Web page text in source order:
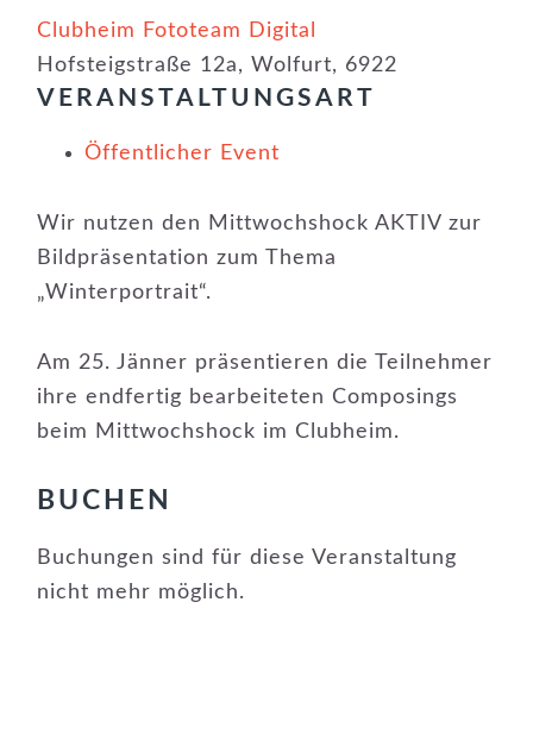
Clubheim Fototeam Digital
Hofsteigstraße 12a, Wolfurt, 6922
VERANSTALTUNGSART
Öffentlicher Event
Wir nutzen den Mittwochshock AKTIV zur
Bildpräsentation zum Thema
„Winterportrait“.
Am 25. Jänner präsentieren die Teilnehmer
ihre endfertig bearbeiteten Composings
beim Mittwochshock im Clubheim.
BUCHEN
Buchungen sind für diese Veranstaltung
nicht mehr möglich.